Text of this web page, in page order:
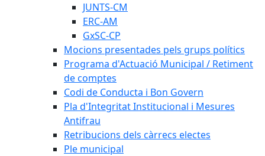
JUNTS-CM
ERC-AM
GxSC-CP
Mocions presentades pels grups polítics
Programa d'Actuació Municipal / Retiment
de comptes
Codi de Conducta i Bon Govern
Pla d'Integritat Institucional i Mesures
Antifrau
Retribucions dels càrrecs electes
Ple municipal